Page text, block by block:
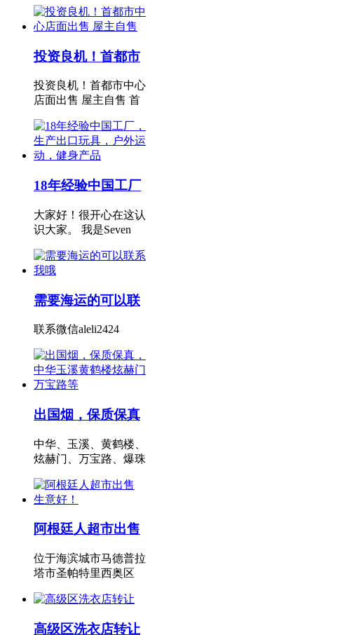
投资良机！首都市
投资良机！首都市中心
店面出售 屋主自售 首
18年经验中国工厂
大家好！很开心在这认
识大家。 我是Seven
需要海运的可以联
联系微信aleli2424
出国烟，保质保真
中华、玉溪、黄鹤楼、
炫赫门、万宝路、爆珠
阿根廷人超市出售
位于海滨城市马德普拉
塔市圣帕特里西奥区
高级区洗衣店转让